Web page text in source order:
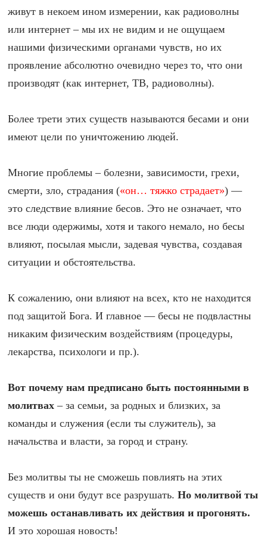
живут в некоем ином измерении, как радиоволны
или интернет – мы их не видим и не ощущаем
нашими физическими органами чувств, но их
проявление абсолютно очевидно через то, что они
производят (как интернет, ТВ, радиоволны).
Более трети этих существ называются бесами и они
имеют цели по уничтожению людей.
Многие проблемы – болезни, зависимости, грехи,
смерти, зло, страдания («он… тяжко страдает») —
это следствие влияние бесов. Это не означает, что
все люди одержимы, хотя и такого немало, но бесы
влияют, посылая мысли, задевая чувства, создавая
ситуации и обстоятельства.
К сожалению, они влияют на всех, кто не находится
под защитой Бога. И главное — бесы не подвластны
никаким физическим воздействиям (процедуры,
лекарства, психологи и пр.).
Вот почему нам предписано быть постоянными в
молитвах – за семьи, за родных и близких, за
команды и служения (если ты служитель), за
начальства и власти, за город и страну.
Без молитвы ты не сможешь повлиять на этих
существ и они будут все разрушать.Но молитвой ты
можешь останавливать их действия и прогонять.
И это хорошая новость!